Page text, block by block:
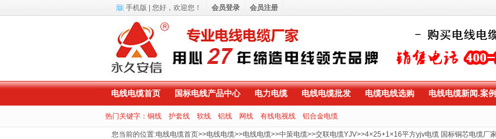
电线电缆首页 国标电线产品中心 电力电缆 电线电缆批发 电缆电线选购 电线电缆新闻.案例
热门关键字： 铜线 护套线 软线 铝线 网线 有线电视线 铝合金电缆
您当前的位置:电线电缆首页>>电线电缆>>电线电缆>>中策电缆>>交联电缆YJV>>4×25+1×16平方yjv电缆 国标铜芯电缆厂
手机版 | 您好， 欢迎您！ 会员登录 会员注册